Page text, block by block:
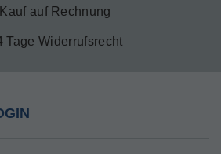
Kauf auf Rechnung
Tage Widerrufsrecht